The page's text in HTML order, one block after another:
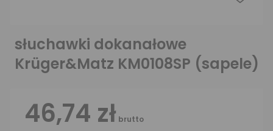
słuchawki dokanałowe
Krüger&Matz KM0108SP (sapele)
46,74 zł brutto